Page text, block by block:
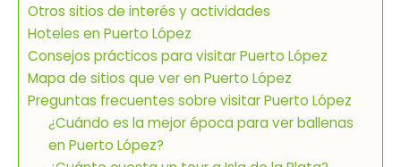
Otros sitios de interés y actividades
Hoteles en Puerto López
Consejos prácticos para visitar Puerto López
Mapa de sitios que ver en Puerto López
Preguntas frecuentes sobre visitar Puerto López
¿Cuándo es la mejor época para ver ballenas
en Puerto López?